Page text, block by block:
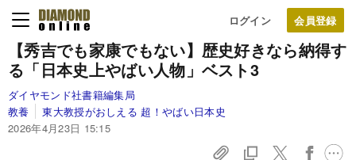
ログイン
【秀吉でも家康でもない】歴史好きなら納得す
る「日本史上やばい人物」ベスト3
ダイヤモンド社書籍編集局
教養
東大教授がおしえる 超！やばい日本史
2026年4月23日 15:15